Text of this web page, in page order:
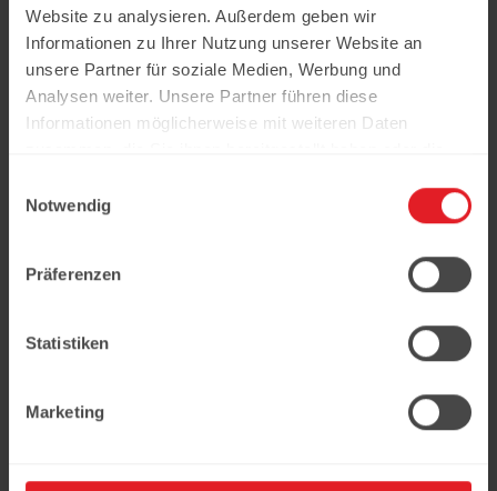
Website zu analysieren. Außerdem geben wir
Informationen zu Ihrer Nutzung unserer Website an
unsere Partner für soziale Medien, Werbung und
Analysen weiter. Unsere Partner führen diese
Informationen möglicherweise mit weiteren Daten
haben.
Notwendig
Präferenzen
Statistiken
Marketing
Einfach und schnell vorzubereiten. Das
perfekte Dessert!
1
Schneide die Äpfel ab. Zitronensaft,
Rosinen, Zucker hinzufügen und
2
3
4